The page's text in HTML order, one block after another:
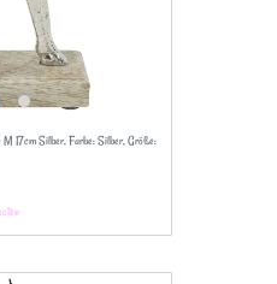
M 17cm Silber, Farbe: Silber, Größe: